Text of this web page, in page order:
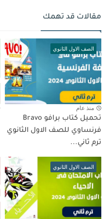
مقالات قد تهمك
الصف الاول الثانوي
منذ عام
تحميل كتاب برافو Bravo
فرنساوي للصف الاول الثانوي
ترم ثاني...
الصف الاول الثانوي